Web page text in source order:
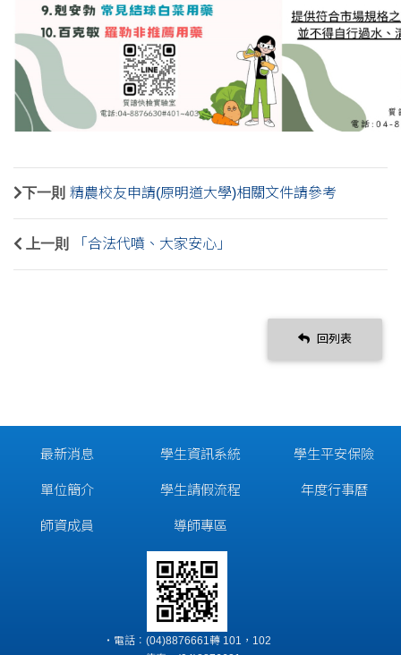
下一則 精農校友申請(原明道大學)相關文件請參考
上一則 「合法代噴、大家安心」
回列表
最新消息
單位簡介
師資成員
學生資訊系統
學生請假流程
導師專區
學生平安保險
年度行事曆
‧電話：(04)8876661轉 101，102